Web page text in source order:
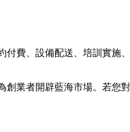
費、設備配送、培訓實施
業者開辟藍海市場。若